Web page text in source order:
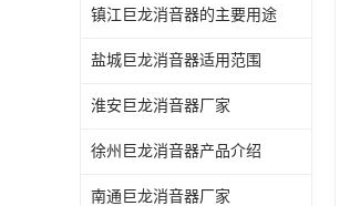
镇江巨龙消音器的主要用途
盐城巨龙消音器适用范围
淮安巨龙消音器厂家
徐州巨龙消音器产品介绍
南通巨龙消音器厂家